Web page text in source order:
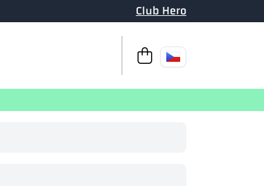
Club Hero
K pokladně Váš košík je